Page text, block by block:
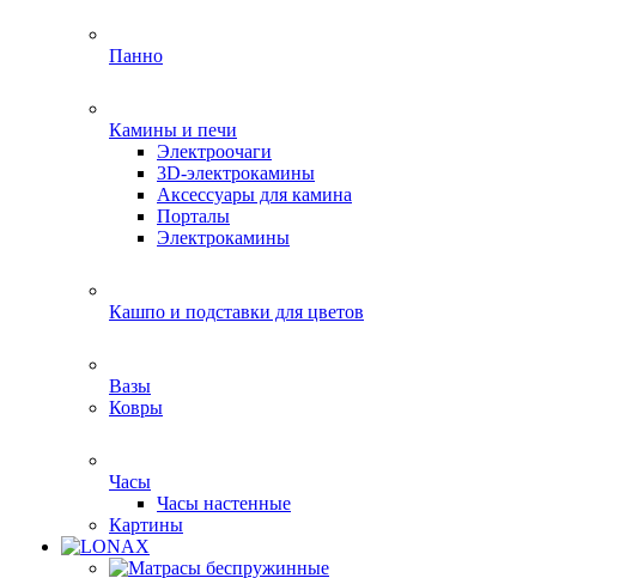
Панно
Камины и печи
Электроочаги
3D-электрокамины
Аксессуары для камина
Порталы
Электрокамины
Кашпо и подставки для цветов
Вазы
Ковры
Часы
Часы настенные
Картины